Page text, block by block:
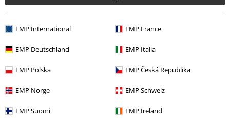
EMP International EMP France
EMP Deutschland EMP Italia
EMP Polska EMP Česká Republika
EMP Norge EMP Schweiz
EMP Suomi EMP Ireland
Laatst bezocht